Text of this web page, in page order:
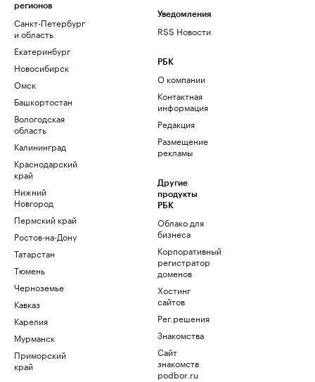
регионов
Санкт-Петербург
и область
Екатеринбург
Новосибирск
Омск
Башкортостан
Вологодская
область
Калининград
Краснодарский
край
Нижний
Новгород
Пермский край
Ростов-на-Дону
Татарстан
Тюмень
Черноземье
Кавказ
Карелия
Мурманск
Приморский
край
Уведомления
RSS Новости
РБК
О компании
Контактная
информация
Редакция
Размещение
рекламы
Другие
продукты
РБК
Облако для
бизнеса
Корпоративный
регистратор
доменов
Хостинг
сайтов
Рег.решения
Знакомства
Сайт
знакомств
podbor.ru